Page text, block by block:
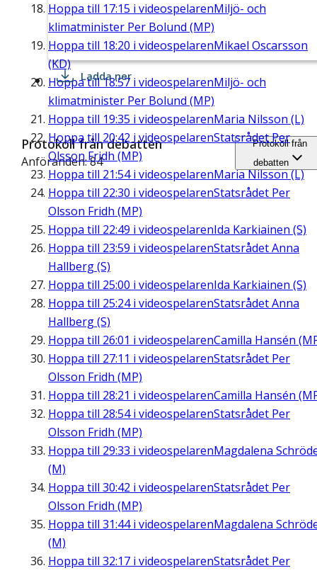
Hoppa till 17:15 i videospelarenMiljö- och
klimatminister Per Bolund (MP)
Hoppa till 18:20 i videospelarenMikael Oscarsson
(KD)
Hoppa till18:57 i videospelarenMiljö- och
klimatminister Per Bolund (MP)
Hoppa till 19:35 i videospelarenMaria Nilsson (L)
Hoppa till 20:42 i videospelarenStatsrådet Per
Olsson Fridh (MP)
Hoppa till 21:54i videospelarenMaria Nilsson (L)
Hoppa till 22:30 i videospelarenStatsrådet Per
Olsson Fridh (MP)
Hoppa till 22:49 i videospelarenIda Karkiainen (S)
Hoppa till 23:59 i videospelarenStatsrådet Anna
Hallberg (S)
Hoppa till 25:00 i videospelarenIda Karkiainen (S)
Hoppa till 25:24i videospelarenStatsrådet Anna
Hallberg (S)
Hoppa till 26:01 i videospelarenCamilla Hansén
Hoppa till 27:11 i videospelarenStatsrådet Per
Olsson Fridh (MP)
Hoppa till 28:21 i videospelarenCamilla Hansén
Hoppa till 28:54i videospelarenStatsrådet Per
Olsson Fridh (MP)
Hoppa till 29:33 i videospelarenMagdalena
(M)
Hoppa till 30:42 i videospelarenStatsrådet Per
Olsson Fridh (MP)
Hoppa till 31:44i videospelarenMagdalena
(M)
Hoppa till 32:17 i videospelarenStatsrådet Per
Ladda ner
Protokoll från debatten
Anföranden: 84
Protokoll från
debatten